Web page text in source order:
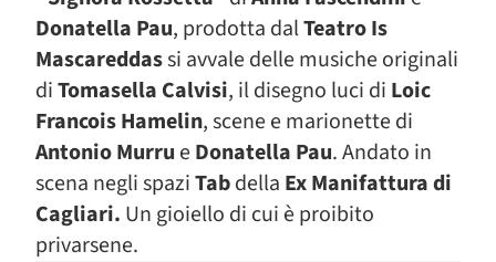
Donatella Pau, prodotta dalTeatro Is
Mascareddassi avvale delle musiche originali
diTomasella Calvisi, il disegno luci di Loic
Francois Hamelin, scene e marionette di
Antonio Murru eDonatella Pau. Andato in
scena negli spaziTabdella Ex Manifattura di
Cagliari. Un gioiello di cui è proibito
privarsene.